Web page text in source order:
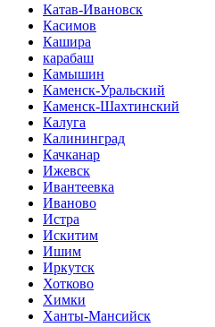
Катав-Ивановск
Касимов
Кашира
карабаш
Камышин
Каменск-Уральский
Каменск-Шахтинский
Калуга
Калининград
Качканар
Ижевск
Ивантеевка
Иваново
Истра
Искитим
Ишим
Иркутск
Хотково
Химки
Ханты-Мансийск